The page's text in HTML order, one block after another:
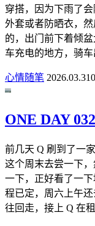
穿搭，因为下雨了
外套或者防晒衣，
的，出门前下着倾
车充电的地方，骑
心情随笔 2026.03.310
ONE DAY
前几天 Q 刷到了一
这个周末去尝一下
一下，正好看了一
程已定，周六上午
往回走，接上 Q 在租